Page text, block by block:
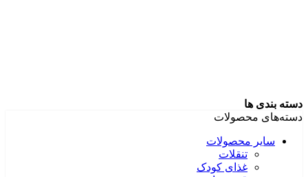
دسته بندی ها
دسته‌های محصولات
سایر محصولات
تنقلات
غذای کودک